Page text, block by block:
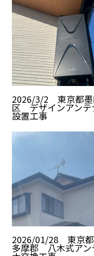
2026/3/2 東京都
区 デザインアンテ
設置工事
2026/01/28 東京
多摩郡 八木式アン